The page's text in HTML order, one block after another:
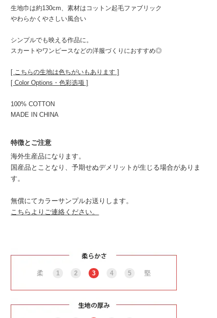
生地巾は約130cm、素材はコットン起毛ファブリック
やわらかくやさしい風合い
シンプルでも映える作品に。
スカートやワンピースなどの洋服づくりにおすすめ◎
[ こちらの生地は色ちがいもあります ]
[ Color Options・色彩选项 ]
100% COTTON
MADE IN CHINA
特徴とご注意
海外生産品になります。
国産品とことなり、予期せぬデメリットが生じる場合がありま
す。
無償にてカラーサンプルお送りします。
こちらよりご連絡ください。
柔 1 2 3 4 5 堅